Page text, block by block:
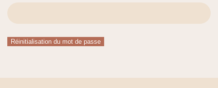
Réinitialisation du mot de passe